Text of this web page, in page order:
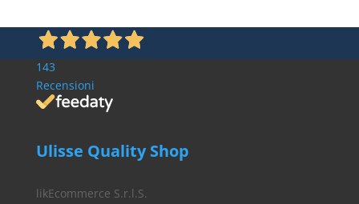
€ 29,90.€ 25,00.
143
Recensioni
Ulisse Quality Shop
likEcommerce S.r.l.S.